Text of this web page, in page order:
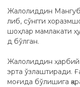
Жалолиддин
либ, сўнгги
шоҳлар мамлакати
д бўлган.
Жалолиддин ҳарбий
эрта ўзлаштиради.
моғида бўлишига